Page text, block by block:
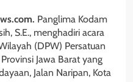
Panglima Kodam
S.E., menghadiri acara
(DPW) Persatuan
Jawa Barat yang
Jalan Naripan, Kota